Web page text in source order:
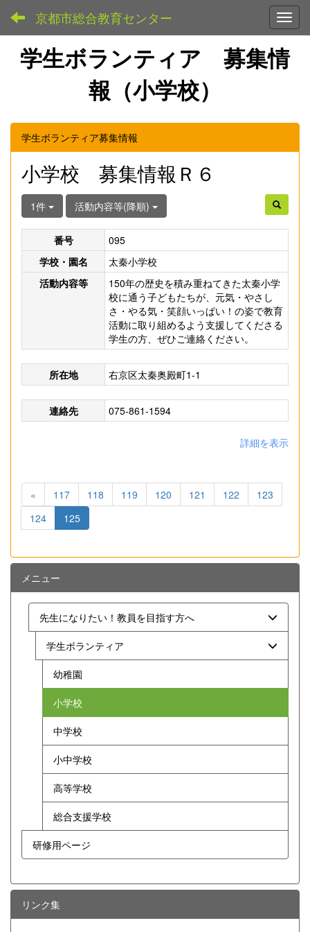
京都市総合教育センター
学生ボランティア 募集情
報（小学校）
学生ボランティア募集情報
小学校 募集情報Ｒ６
1件 活動内容等(降順)
番号
095
学校・園名
太秦小学校
活動内容等
150年の歴史を積み重ねてきた太秦小学
校に通う子どもたちが、元気・やさし
さ・やる気・笑顔いっぱい！の姿で教育
活動に取り組めるよう支援してくださる
学生の方、ぜひご連絡ください。
所在地 右京区太秦奥殿町1-1
連絡先 075-861-1594
詳細を表示
« 117 118 119 120 121 122
123
124
125
メニュー
先生になりたい！教員を目指す方へ
学生ボランティア
幼稚園
小学校
中学校
小中学校
高等学校
総合支援学校
研修用ページ
リンク集